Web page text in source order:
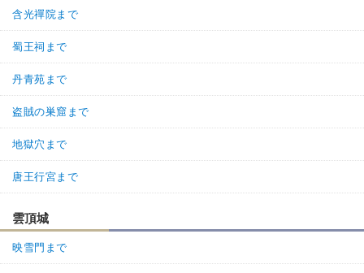
含光禪院まで
蜀王祠まで
丹青苑まで
盗賊の巣窟まで
地獄穴まで
唐王行宮まで
雲頂城
映雪門まで